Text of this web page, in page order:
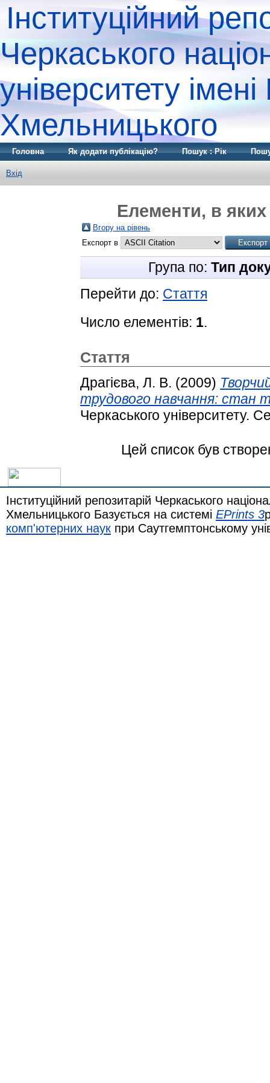
Інституційний
Черкаського
університету
Хмельницького
Головна Як додати публікацію? Пошук : Рік
Вхід
Елементи, в
Вгору на рівень
Експорт в
Група по: Тип
Перейти до: Стаття
Число елементів: 1.
Стаття
Драгієва, Л. В. (2009)
трудового навчання: стан
Черкаського університету.
Цей список був
Інституційний репозитарій Черкаського
Хмельницького Базується на системі EPrints 3
комп'ютерних наук при Саутгемптонському